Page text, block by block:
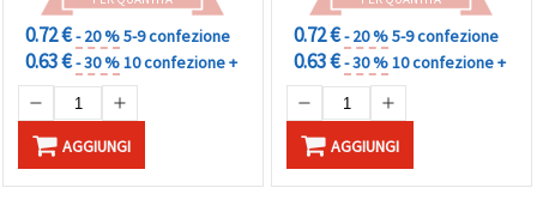
0.72 €- 20 %5-9 confezione
0.63 €- 30 %10 confezione +
AGGIUNGI
0.72 €- 20 %5-9 confezione
0.63 €- 30 %10 confezione +
AGGIUNGI